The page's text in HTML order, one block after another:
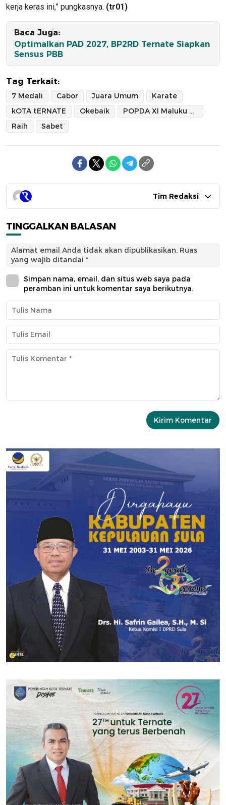
kerja keras ini,” pungkasnya. (tr01)
Baca Juga:
Optimalkan PAD 2027, BP2RD Ternate Siapkan
Sensus PBB
Tag Terkait:
7 Medali Cabor Juara Umum
Karate
kOTA tERNATE
Okebaik
POPDA XI Maluku Utara
Raih
Sabet
Tim Redaksi
TINGGALKAN BALASAN
Alamat email Anda tidak akan dipublikasikan. Ruas
yang wajib ditandai *
Simpan nama, email, dan situs web saya pada
peramban ini untuk komentar saya berikutnya.